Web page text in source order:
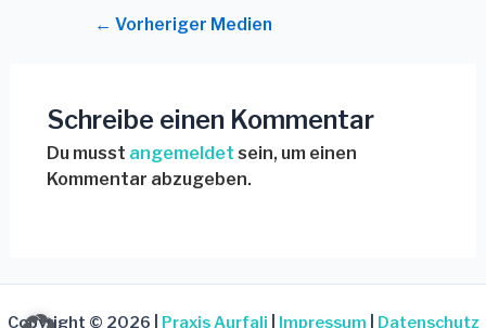
← Vorheriger Medien
Schreibe einen Kommentar
Du musst angemeldet sein, um einen
Kommentar abzugeben.
Copyright © 2026 | Praxis Aurfali Impressum Datenschutz